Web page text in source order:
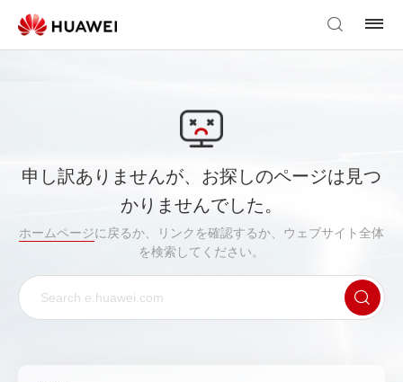
申し訳ありませんが、お探しのページは見つ
かりませんでした。
ホームページに戻るか、リンクを確認するか、ウェブサイト全体
を検索してください。